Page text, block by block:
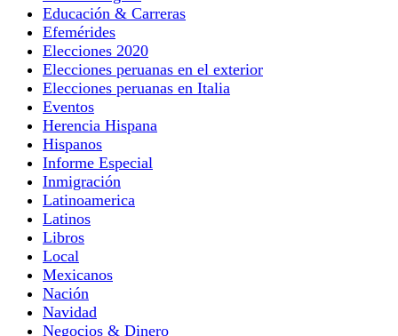
Educación & Carreras
Efemérides
Elecciones 2020
Elecciones peruanas en el exterior
Elecciones peruanas en Italia
Eventos
Herencia Hispana
Hispanos
Informe Especial
Inmigración
Latinoamerica
Latinos
Libros
Local
Mexicanos
Nación
Navidad
Negocios & Dinero